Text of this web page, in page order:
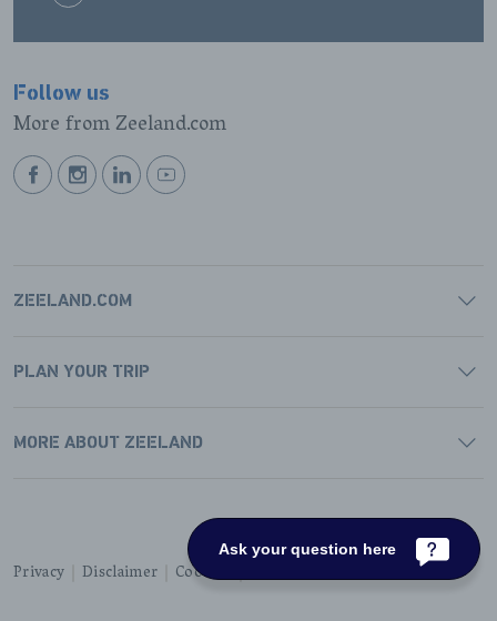
Follow us
More from Zeeland.com
BEKIJKBEKIJKBEKIJKBEKIJK
ZEELAND.COM
PLAN YOUR TRIP
MORE ABOUT ZEELAND
Privacy Disclaimer Cookies Accessibility
Ask your question here